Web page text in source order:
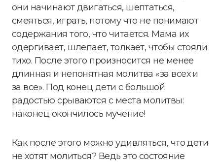
они начинают двигаться, шептаться,
смеяться, играть, потому что не понимают
содержания того, что читается. Мама их
одергивает, шлепает, толкает, чтобы стояли
тихо. После этого произносится не менее
длинная и непонятная молитва «за всех и
за все». Под конец дети с большой
радостью срываются с места молитвы:
наконец окончилось мучение!
Как после этого можно удивляться, что дети
не хотят молиться? Ведь это состояние